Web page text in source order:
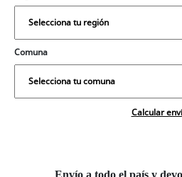
Comuna
Calcular
Envío a todo el país y